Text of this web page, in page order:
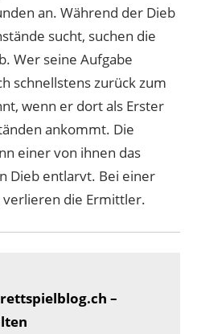
an. Während der Dieb
sucht, suchen die
Wer seine Aufgabe
schnellstens zurück zum
wenn er dort als Erster
ankommt. Die
einer von ihnen das
Dieb entlarvt. Bei einer
verlieren die Ermittler.
–